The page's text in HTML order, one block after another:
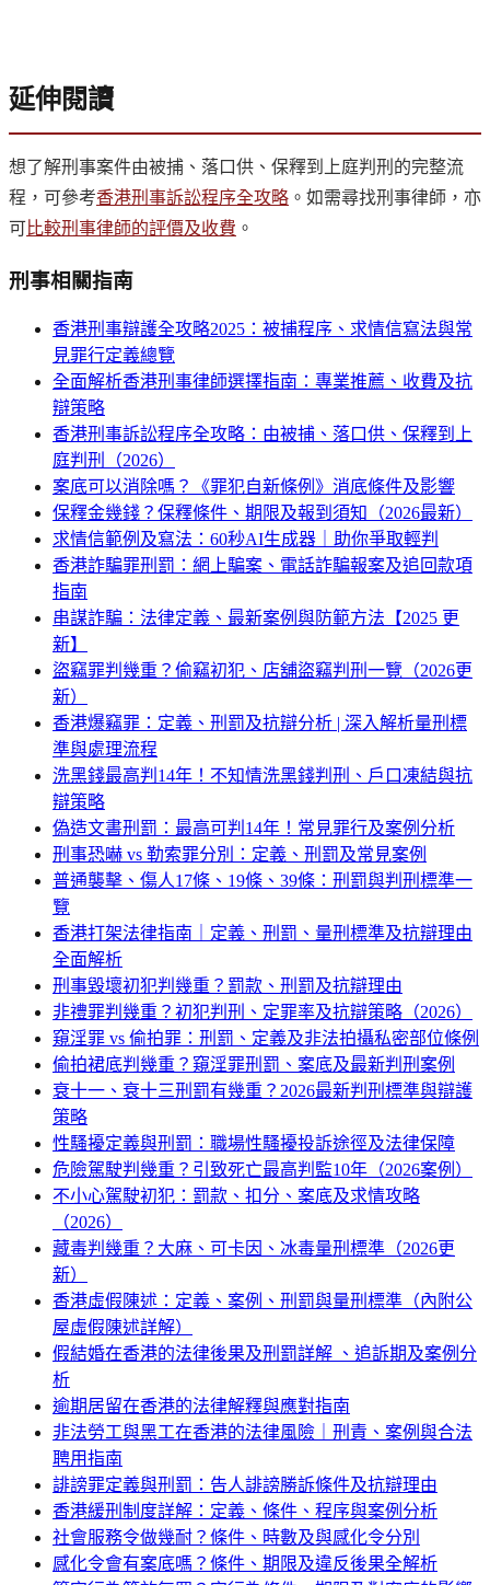
延伸閱讀
想了解刑事案件由被捕、落口供、保釋到上庭判刑的完整流
程，可參考香港刑事訴訟程序全攻略 。如需尋找刑事律師，亦
可比較刑事律師的評價及收費 。
刑事相關指南
香港刑事辯護全攻略2025：被捕程序、求情信寫法與常
見罪行定義總覽
全面解析香港刑事律師選擇指南：專業推薦、收費及抗
辯策略
香港刑事訴訟程序全攻略：由被捕、落口供、保釋到上
庭判刑（2026）
案底可以消除嗎？《罪犯自新條例》消底條件及影響
保釋金幾錢？保釋條件、期限及報到須知（2026最新）
求情信範例及寫法：60秒AI生成器｜助你爭取輕判
香港詐騙罪刑罰：網上騙案、電話詐騙報案及追回款項
指南
串謀詐騙：法律定義、最新案例與防範方法【2025 更
新】
盜竊罪判幾重？偷竊初犯、店舖盜竊判刑一覽（2026更
新）
香港爆竊罪：定義、刑罰及抗辯分析 | 深入解析量刑標
準與處理流程
洗黑錢最高判14年！不知情洗黑錢判刑、戶口凍結與抗
辯策略
偽造文書刑罰：最高可判14年！常見罪行及案例分析
刑事恐嚇 vs 勒索罪分別：定義、刑罰及常見案例
普通襲擊、傷人17條、19條、39條：刑罰與判刑標準一
覽
香港打架法律指南｜定義、刑罰、量刑標準及抗辯理由
全面解析
刑事毀壞初犯判幾重？罰款、刑罰及抗辯理由
非禮罪判幾重？初犯判刑、定罪率及抗辯策略（2026）
窺淫罪 vs 偷拍罪：刑罰、定義及非法拍攝私密部位條例
偷拍裙底判幾重？窺淫罪刑罰、案底及最新判刑案例
衰十一、衰十三刑罰有幾重？2026最新判刑標準與辯護
策略
性騷擾定義與刑罰：職場性騷擾投訴途徑及法律保障
危險駕駛判幾重？引致死亡最高判監10年（2026案例）
不小心駕駛初犯：罰款、扣分、案底及求情攻略
（2026）
藏毒判幾重？大麻、可卡因、冰毒量刑標準（2026更
新）
香港虛假陳述：定義、案例、刑罰與量刑標準（內附公
屋虛假陳述詳解）
假結婚在香港的法律後果及刑罰詳解 、追訴期及案例分
析
逾期居留在香港的法律解釋與應對指南
非法勞工與黑工在香港的法律風險｜刑責、案例與合法
聘用指南
誹謗罪定義與刑罰：告人誹謗勝訴條件及抗辯理由
香港緩刑制度詳解：定義、條件、程序與案例分析
社會服務令做幾耐？條件、時數及與感化令分別
感化令會有案底嗎？條件、期限及違反後果全解析